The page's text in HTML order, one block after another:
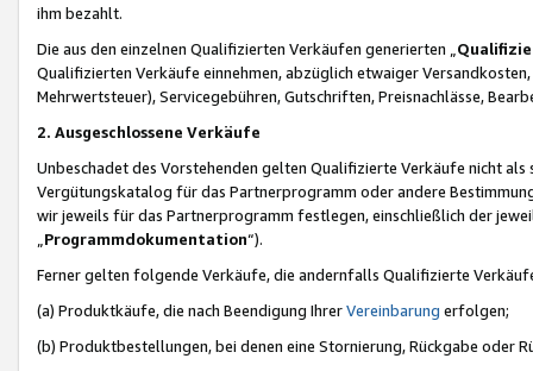
ihm bezahlt.
Die aus den einzelnen Qualifizierten Verkäufen generierten „
Qualifizierten Verkäufe einnehmen, abzüglich etwaiger
Mehrwertsteuer), Servicegebühren, Gutschriften, Preisnachlässe,
2. Ausgeschlossene Verkäufe
Unbeschadet des Vorstehenden gelten Qualifizierte Verkäufe nicht
Vergütungskatalog für das Partnerprogramm oder andere
wir jeweils für das Partnerprogramm festlegen, einschließlich der
Programmdokumentation“).
Ferner gelten folgende Verkäufe, die andernfalls Qualifizierte
(a) Produktkäufe, die nach Beendigung IhrerVereinbarung erfolgen;
(b) Produktbestellungen, bei denen eine Stornierung, Rückgabe oder